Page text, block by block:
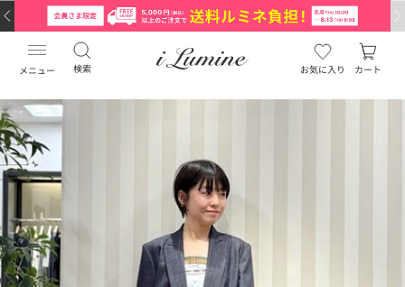
メニュー 検索 お気に入り カート